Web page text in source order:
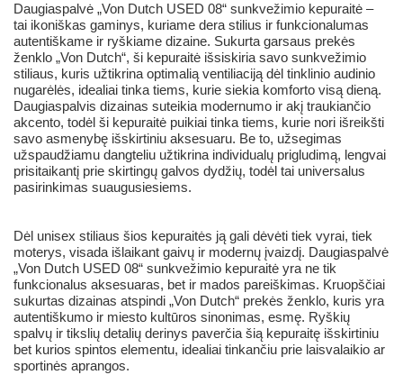
Daugiaspalvė „Von Dutch USED 08“ sunkvežimio kepuraitė –
tai ikoniškas gaminys, kuriame dera stilius ir funkcionalumas
autentiškame ir ryškiame dizaine. Sukurta garsaus prekės
ženklo „Von Dutch“, ši kepuraitė išsiskiria savo sunkvežimio
stiliaus, kuris užtikrina optimalią ventiliaciją dėl tinklinio audinio
nugarėlės, idealiai tinka tiems, kurie siekia komforto visą dieną.
Daugiaspalvis dizainas suteikia modernumo ir akį traukiančio
akcento, todėl ši kepuraitė puikiai tinka tiems, kurie nori išreikšti
savo asmenybę išskirtiniu aksesuaru. Be to, užsegimas
užspaudžiamu dangteliu užtikrina individualų prigludimą, lengvai
prisitaikantį prie skirtingų galvos dydžių, todėl tai universalus
pasirinkimas suaugusiesiems.
Dėl unisex stiliaus šios kepuraitės ją gali dėvėti tiek vyrai, tiek
moterys, visada išlaikant gaivų ir modernų įvaizdį. Daugiaspalvė
„Von Dutch USED 08“ sunkvežimio kepuraitė yra ne tik
funkcionalus aksesuaras, bet ir mados pareiškimas. Kruopščiai
sukurtas dizainas atspindi „Von Dutch“ prekės ženklo, kuris yra
autentiškumo ir miesto kultūros sinonimas, esmę. Ryškių
spalvų ir tikslių detalių derinys paverčia šią kepuraitę išskirtiniu
bet kurios spintos elementu, idealiai tinkančiu prie laisvalaikio ar
sportinės aprangos.